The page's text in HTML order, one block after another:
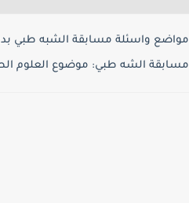
مواضع واسئلة مسابقة الشبه طبي بدون
مسابقة الشه طبي: موضوع العلوم